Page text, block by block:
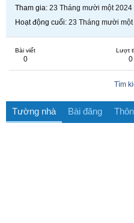
Tham gia 23 Tháng mười một 2024
Hoạt động cuối 23 Tháng mười
Bài viết
0
Lượt
0
Tìm
Tường nhà Bài đăng